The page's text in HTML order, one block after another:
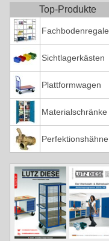
Top-Produkte
Fachbodenregale
Sichtlagerkästen
Plattformwagen
Materialschränke
Perfektionshähne